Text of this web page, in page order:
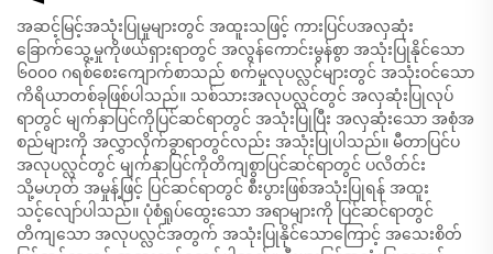
အဆင့်မြင့်အသုံးပြုမှုများတွင် အထူးသဖြင့် ကားပြင်ပအလှဆုံး
ခြောက်သွေ့မှုကိုဖယ်ရှားရာတွင် အလွန်ကောင်းမွန်စွာ အသုံးပြုနိုင်သော
၆၀၀၀ ဂရစ်စေးကျောက်စာသည် စက်မှုလုပလ္လင်များတွင် အသုံးဝင်သော
ကိရိယာတစ်ခုဖြစ်ပါသည်။ သစ်သားအလုပလ္လင်တွင် အလှဆုံးပြုလုပ်
ရာတွင် မျက်နှာပြင်ကိုပြင်ဆင်ရာတွင် အသုံးပြုပြီး အလှဆုံးသော အစုံအ
စည်များကို အလွှာလိုက်ခွာရာတွင်လည်း အသုံးပြုပါသည်။ မီတာပြင်ပ
အလုပလ္လင်တွင် မျက်နှာပြင်ကိုတိကျစွာပြင်ဆင်ရာတွင် ပလိတ်င်း
သို့မဟုတ် အမှုန့်ဖြင့် ပြင်ဆင်ရာတွင် စီးပွားဖြစ်အသုံးပြုရန် အထူး
သင့်လျော်ပါသည်။ ပုံစံရှုပ်ထွေးသော အရာများကို ပြင်ဆင်ရာတွင်
တိကျသော အလုပလ္လင်အတွက် အသုံးပြုနိုင်သောကြောင့် အသေးစိတ်